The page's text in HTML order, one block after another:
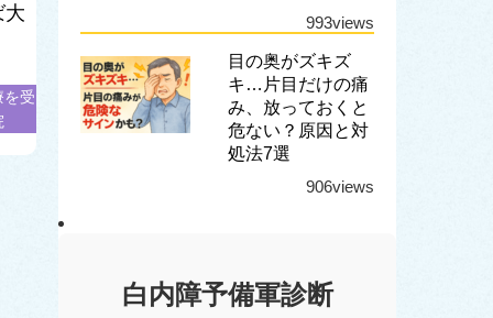
大
を受
993views
目の奥がズキズ
キ…片目だけの痛
み、放っておくと
危ない？原因と対
処法7選
906views
白内障予備軍診断